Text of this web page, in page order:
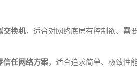
交换机，适合对网络底层有控制欲、需
信任网络方案，适合追求简单、极致性